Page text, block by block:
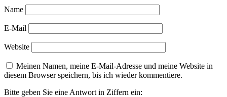
Name
E-Mail
Website
Meinen Namen, meine E-Mail-Adresse und meine Website in
diesem Browser speichern, bis ich wieder kommentiere.
Bitte geben Sie eine Antwort in Ziffern ein: